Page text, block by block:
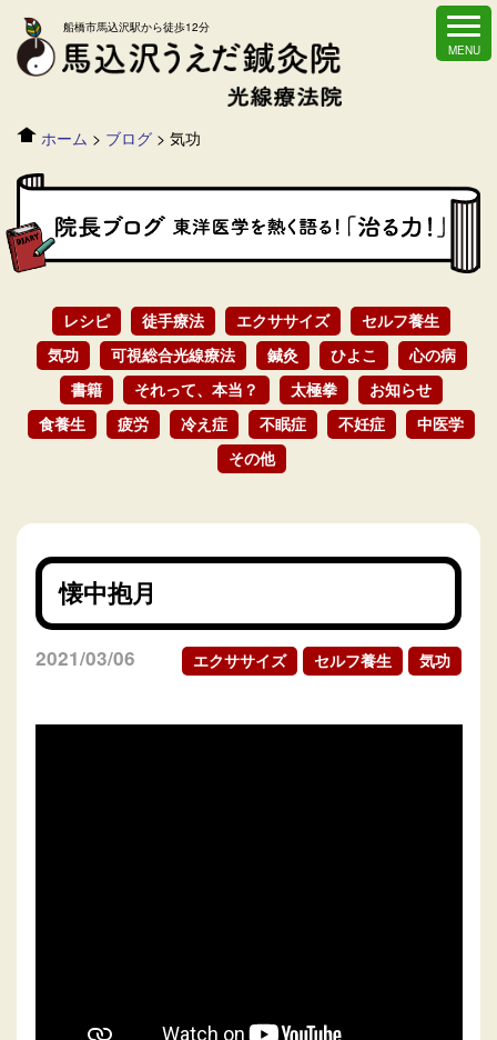
船橋市馬込沢駅から徒歩12分
ホーム > ブログ> 気功
レシピ 徒手療法 エクササイズ
セルフ養生
気功
可視総合光線療法 鍼灸 ひよこ
心の病
書籍
それって、本当？ 太極拳
お知らせ
食養生
疲労 冷え症 不眠症 不妊症
中医学
その他
懐中抱月
2021/03/06 エクササイズ セルフ養生 気功